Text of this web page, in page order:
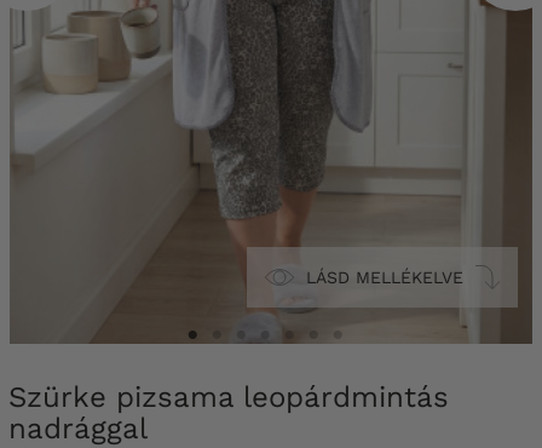
LÁSD MELLÉKELVE
Szürke pizsama leopárdmintás
nadrággal